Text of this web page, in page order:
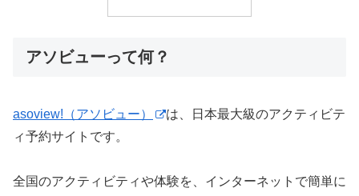
アソビューって何？
asoview!（アソビュー）
は、日本最大級のアクティビテ
ィ予約サイトです。
全国のアクティビティや体験を、インターネットで簡単に